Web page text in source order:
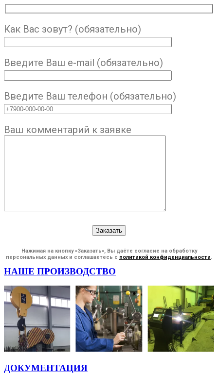
Как Вас зовут? (обязательно)
Введите Ваш e-mail (обязательно)
Введите Ваш телефон (обязательно)
Ваш комментарий к заявке
Нажимая на кнопку «Заказать», Вы даёте согласие на обработку
персональных данных и соглашаетесь с политикой конфиденциальности
НАШЕ ПРОИЗВОДСТВО
ДОКУМЕНТАЦИЯ